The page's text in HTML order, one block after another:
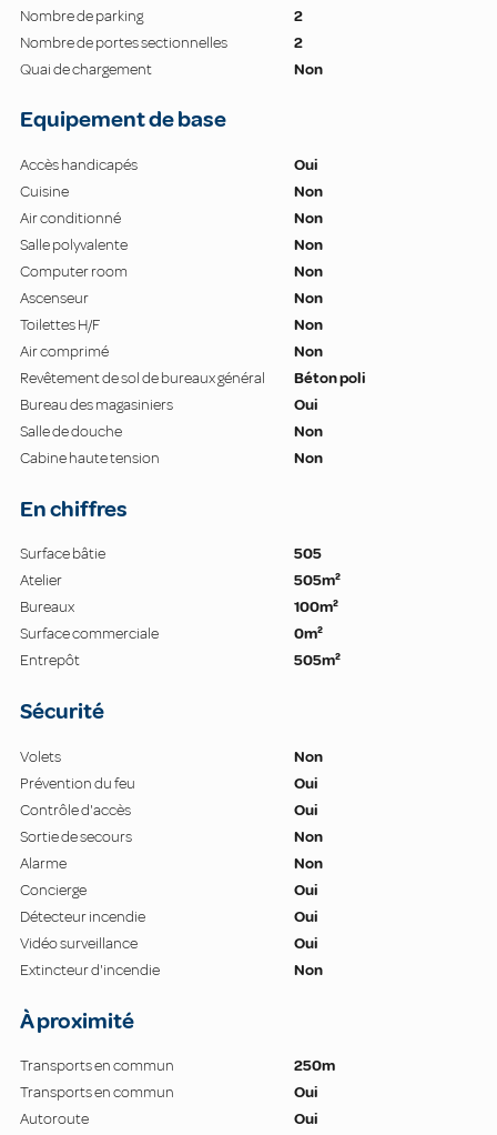
Nombre de parking
2
Nombre de portes sectionnelles
2
Quai de chargement
Non
Equipement de base
Accès handicapés
Oui
Cuisine
Non
Air conditionné
Non
Salle polyvalente
Non
Computer room
Non
Ascenseur
Non
Toilettes H/F
Non
Air comprimé
Non
Revêtement de sol de bureaux général
Béton poli
Bureau des magasiniers
Oui
Salle de douche
Non
Cabine haute tension
Non
En chiffres
Surface bâtie
505
Atelier
505m²
Bureaux
100m²
Surface commerciale
0m²
Entrepôt
505m²
Sécurité
Volets
Non
Prévention du feu
Oui
Contrôle d'accès
Oui
Sortie de secours
Non
Alarme
Non
Concierge
Oui
Détecteur incendie
Oui
Vidéo surveillance
Oui
Extincteur d'incendie
Non
À proximité
Transports en commun
250m
Transports en commun
Oui
Autoroute
Oui